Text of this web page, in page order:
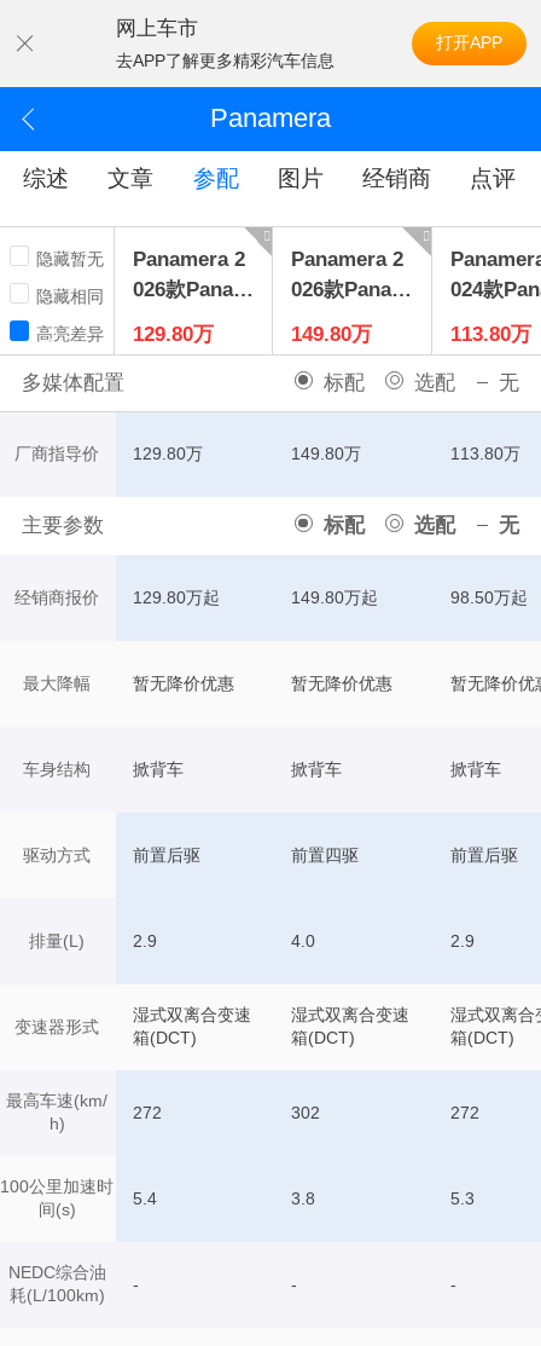
网上车市
去APP了解更多精彩汽车信息
打开APP
Panamera
综述 文章 参配 图片 经销商 点评
隐藏暂无
隐藏相同
高亮差异
Panamera 2
026款Panam
era 隽永版2.
9T
129.80万
Panamera 2
026款Panam
era GTS4.0T
149.80万
024款
era2.9T
113.80万
多媒体配置 标配 选配 无
厂商指导价
主要参数 标配 选配 无
经销商报价
最大降幅
车身结构
驱动方式
排量(L)
变速器形式
最高车速(km/
h)
100公里加速时
间(s)
NEDC综合油
耗(L/100km)
129.80万 149.80万 113.80万
129.80万起 149.80万起 98.50万起
暂无降价优惠 暂无降价优惠 暂无降价优
掀背车 掀背车 掀背车
前置后驱 前置四驱 前置后驱
2.9 4.0 2.9
湿式双离合变速
箱(DCT)
湿式双离合变速
箱(DCT)
湿式双离合
箱(DCT)
272 302 272
5.4 3.8 5.3
- - -